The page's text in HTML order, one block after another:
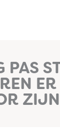
PAS
ZIJN